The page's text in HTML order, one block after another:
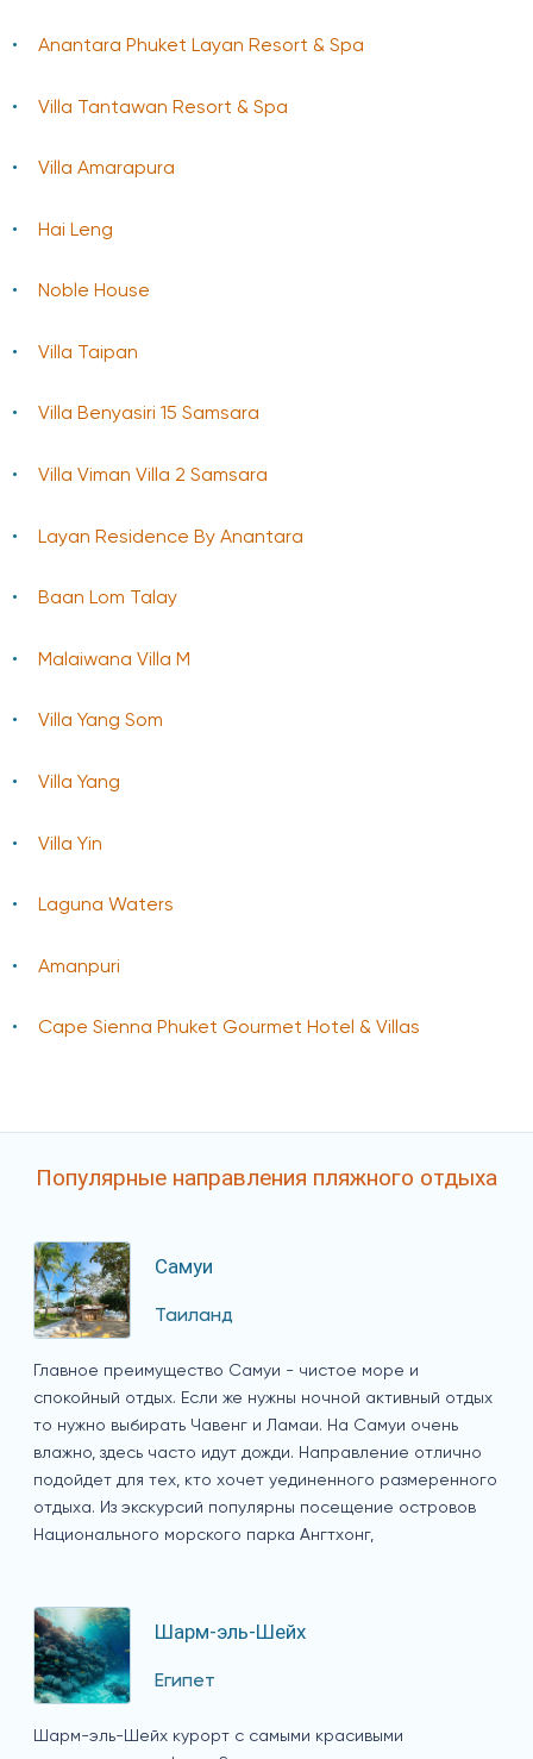
Anantara Phuket Layan Resort & Spa
Villa Tantawan Resort & Spa
Villa Amarapura
Hai Leng
Noble House
Villa Taipan
Villa Benyasiri 15 Samsara
Villa Viman Villa 2 Samsara
Layan Residence By Anantara
Baan Lom Talay
Malaiwana Villa M
Villa Yang Som
Villa Yang
Villa Yin
Laguna Waters
Amanpuri
Cape Sienna Phuket Gourmet Hotel & Villas
Популярные направления пляжного отдыха
Самуи
Таиланд
Главное преимущество Самуи - чистое море и
спокойный отдых. Если же нужны ночной активный отдых
то нужно выбирать Чавенг и Ламаи. На Самуи очень
влажно, здесь часто идут дожди. Направление отлично
подойдет для тех, кто хочет уединенного размеренного
отдыха. Из экскурсий популярны посещение островов
Национального морского парка Ангтхонг,
Шарм-эль-Шейх
Египет
Шарм-эль-Шейх курорт с самыми красивыми